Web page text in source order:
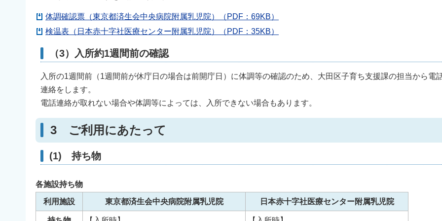
体調確認票（東京都済生会中央病院附属乳児院）（PDF：69KB）
検温表（日本赤十字社医療センター附属乳児院）（PDF：35KB）
（3）入所約1週間前の確認
入所の1週間前（1週間前が休庁日の場合は前開庁日）に体調等の確認のため、大田区子育ち支援課の担当から電
連絡をします。
電話連絡が取れない場合や体調等によっては、入所できない場合もあります。
3 ご利用にあたって
(1) 持ち物
各施設持ち物
利用施設 東京都済生会中央病院附属乳児院 日本赤十字社医療センター附属乳児院